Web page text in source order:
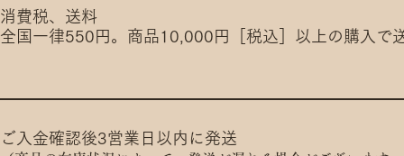
消費税、送料
全国一律550円。商品10,000円［税込］以上の購入で
ご入金確認後3営業日以内に発送